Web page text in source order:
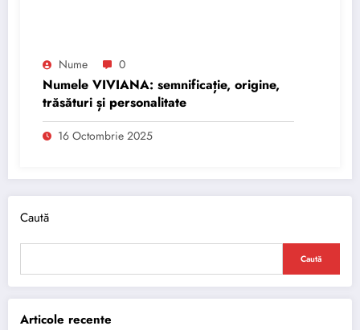
Nume 0
Numele VIVIANA: semnificație, origine,
trăsături și personalitate
16 Octombrie 2025
Caută
Caută
Articole recente